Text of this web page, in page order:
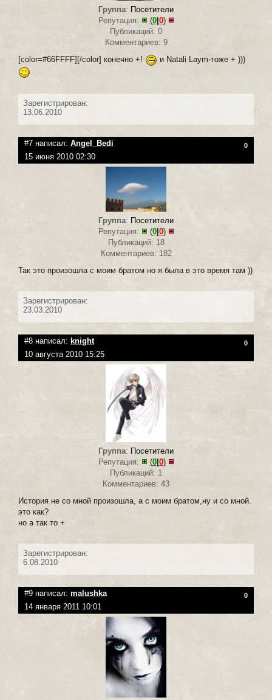
Группа: Посетители
Репутация:
(0|0)
Публикаций: 0
Комментариев: 9
[color=#66FFFF][/color] конечно +!
и Natali Laym-тоже + )))
Зарегистрирован:
13.06.2010
#7 написал: Angel_Bedi 0
15 июня 2010 02:30
Группа: Посетители
Репутация:
(0| 0)
Публикаций: 18
Комментариев: 182
Так это произошла с моим братом но я была в это время там ))
Зарегистрирован:
23.03.2010
#8 написал: knight 0
10 августа 2010 15:25
Группа: Посетители
Репутация:
(0|0)
Публикаций: 1
Комментариев: 43
История не со мной произошла, а с моим братом,ну и со мной.
это как?
но а так то +
Зарегистрирован:
6.08.2010
#9 написал: malushka 0
14 января 2011 10:01